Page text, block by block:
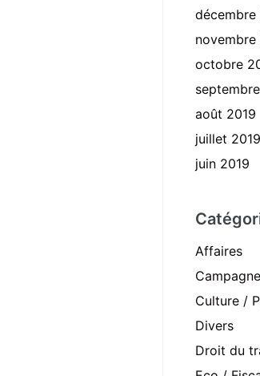
décembre
novembre
octobre
août 2019
juillet 2019
juin 2019
Affaires
Culture /
Divers
Droit du